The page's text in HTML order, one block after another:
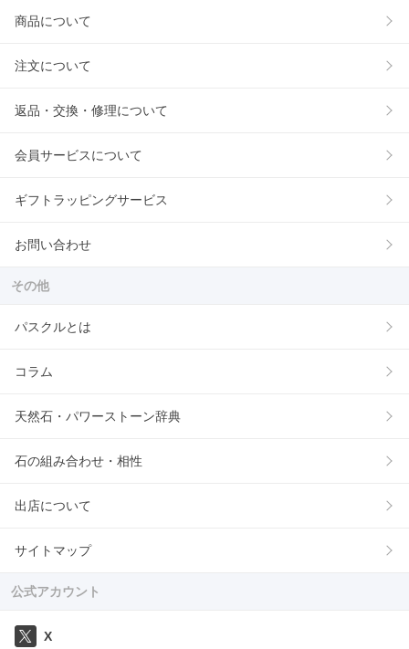
商品について
注文について
返品・交換・修理について
会員サービスについて
ギフトラッピングサービス
お問い合わせ
その他
パスクルとは
コラム
天然石・パワーストーン辞典
石の組み合わせ・相性
出店について
サイトマップ
公式アカウント
X